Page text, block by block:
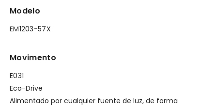
Modelo
EM1203-57X
Movimento
E031
Eco-Drive
Alimentado por cualquier fuente de luz, de forma